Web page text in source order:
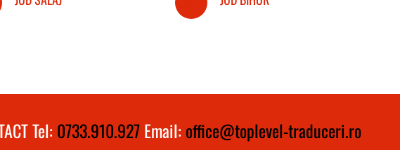
Tel: 0733.910.927Email: office@toplevel-traduceri.ro